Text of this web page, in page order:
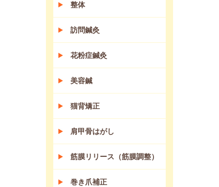
整体
訪問鍼灸
花粉症鍼灸
美容鍼
猫背矯正
肩甲骨はがし
筋膜リリース（筋膜調整）
巻き爪補正